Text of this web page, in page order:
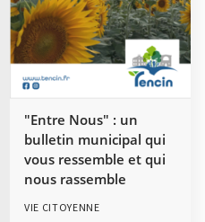
"Entre Nous" : un
bulletin municipal qui
vous ressemble et qui
nous rassemble
VIE CITOYENNE